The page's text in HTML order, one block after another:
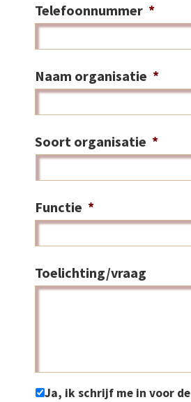
Telefoonnummer *
Naam organisatie *
Soort organisatie *
Functie *
Toelichting/vraag
Ja, ik schrijf me in voor de